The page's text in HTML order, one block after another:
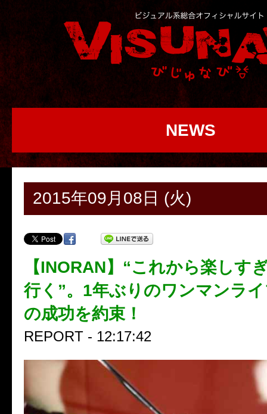
NEWS
2015年09月08日 (火)
【INORAN】“これから楽しす
行く”。1年ぶりのワンマンラ
の成功を約束！
REPORT - 12:17:42